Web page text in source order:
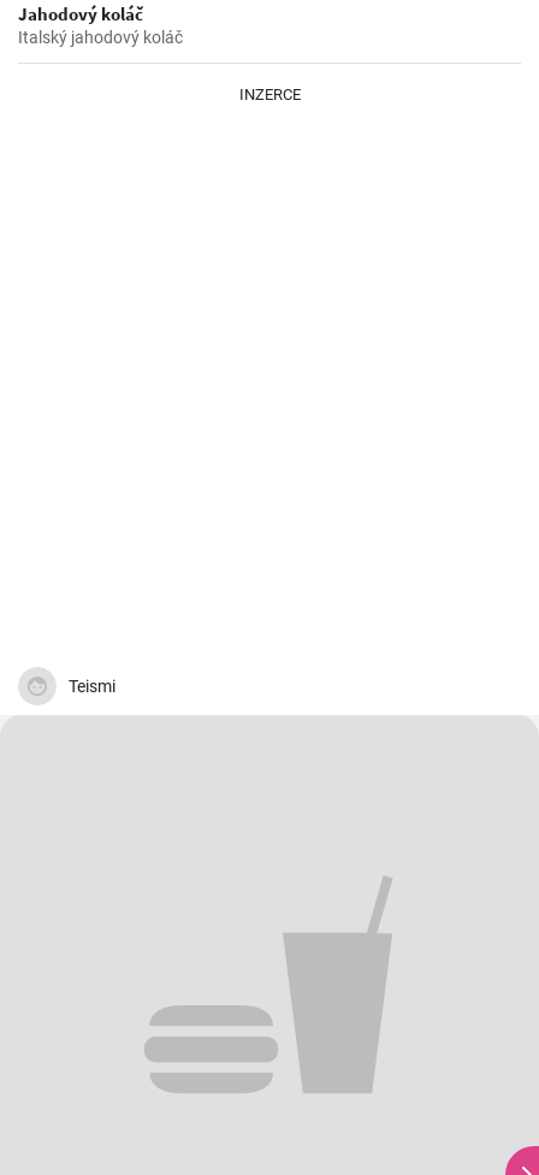
Jahodový koláč
Italský jahodový koláč
INZERCE
Teismi